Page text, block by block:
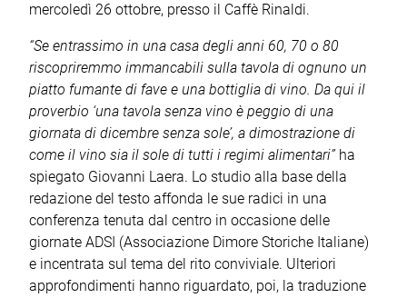
mercoledì 26 ottobre, presso il Caffè Rinaldi.
“Se entrassimo in una casa degli anni 60, 70 o 80
riscopriremmo immancabili sulla tavola di ognuno un
piatto fumante di fave e una bottiglia di vino. Da qui il
proverbio ‘una tavola senza vino è peggio di una
giornata di dicembre senza sole’, a dimostrazione di
come il vino sia il sole di tutti i regimi alimentari”ha
spiegato Giovanni Laera. Lo studio alla base della
redazione del testo affonda le sue radici in una
conferenza tenuta dal centro in occasione delle
giornate ADSI (Associazione Dimore Storiche Italiane)
e incentrata sul tema del rito conviviale. Ulteriori
approfondimenti hanno riguardato, poi, la traduzione